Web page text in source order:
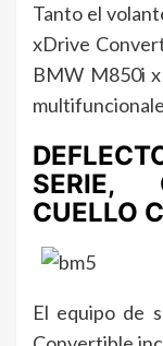
Tanto el
xDrive
BMW M850i
SERIE,
CUELLO
El equipo de